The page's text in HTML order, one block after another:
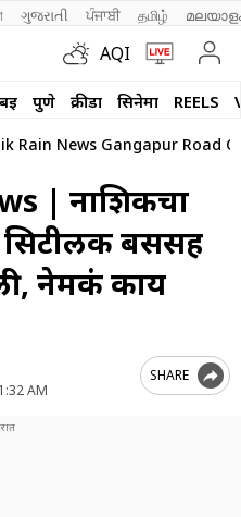
ગુજરાતી ਪੰਜਾਬੀ தமிழ்
AQI
पुणे क्रीडा सिनेमा REELS
Rain News Gangapur Road
| नाशिकचा
बससह
नेमकं काय
AM
SHARE